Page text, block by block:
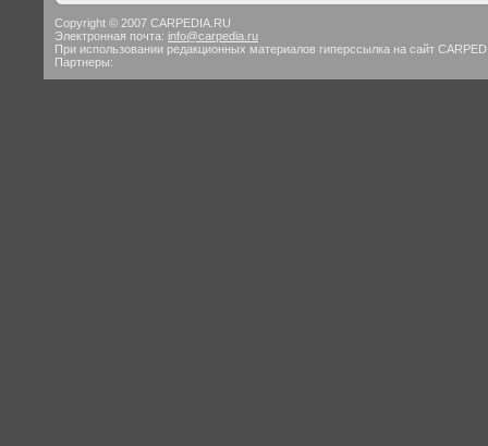
Copyright © 2007 CARPEDIA.RU
Электронная почта: info@carpedia.ru
При использовании редакционных материалов гиперссылка на сайт
Партнеры: